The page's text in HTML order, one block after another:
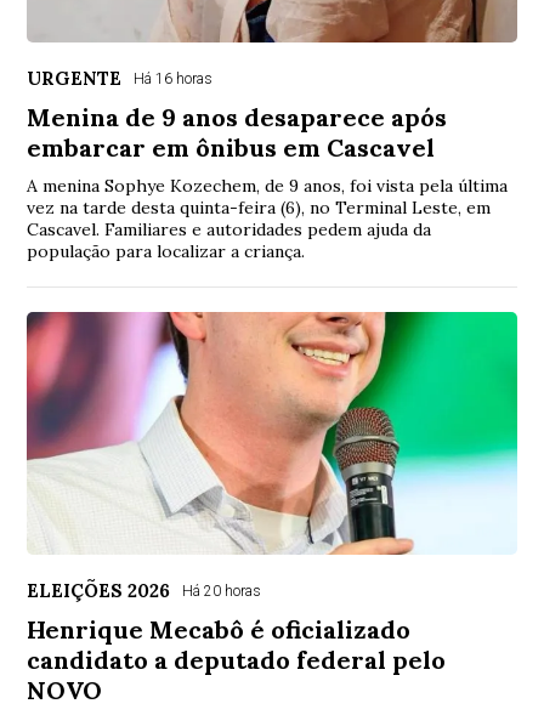
URGENTE Há 16 horas
Menina de 9 anos desaparece após
embarcar em ônibus em Cascavel
A menina Sophye Kozechem, de 9 anos, foi vista pela última
vez na tarde desta quinta-feira (6), no Terminal Leste, em
Cascavel. Familiares e autoridades pedem ajuda da
população para localizar a criança.
ELEIÇÕES 2026 Há 20 horas
Henrique Mecabô é oficializado
candidato a deputado federal pelo
NOVO